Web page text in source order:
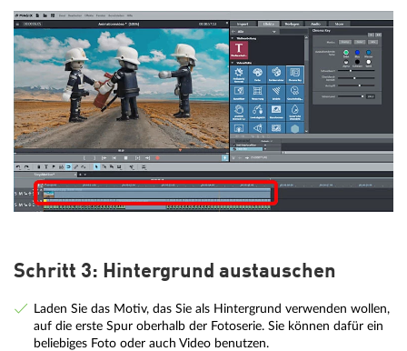
Schritt 3: Hintergrund austauschen
Laden Sie das Motiv, das Sie als Hintergrund verwenden wollen,
auf die erste Spur oberhalb der Fotoserie. Sie können dafür ein
beliebiges Foto oder auch Video benutzen.